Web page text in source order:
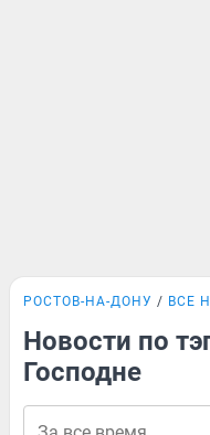
РОСТОВ-НА-ДОНУ ВСЕ
Новости по
Господне